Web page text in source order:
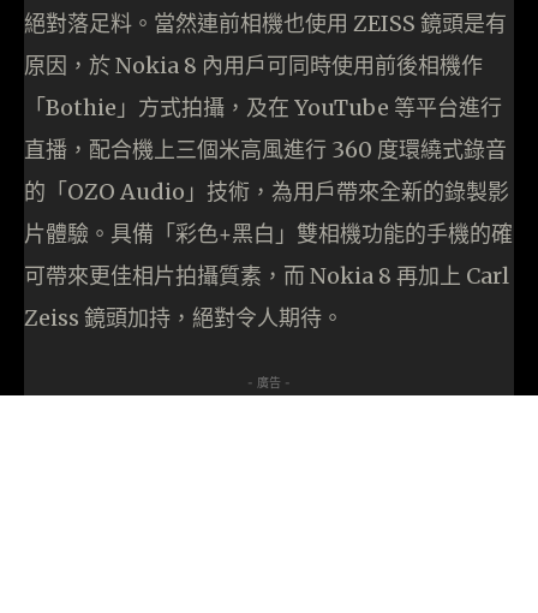
絕對落足料。當然連前相機也使用 ZEISS 鏡頭是有
原因，於 Nokia 8 內用戶可同時使用前後相機作
「Bothie」方式拍攝，及在 YouTube 等平台進行
直播，配合機上三個米高風進行 360 度環繞式錄音
的「OZO Audio」技術，為用戶帶來全新的錄製影
片體驗。具備「彩色+黑白」雙相機功能的手機的確
可帶來更佳相片拍攝質素，而 Nokia 8 再加上 Carl
Zeiss 鏡頭加持，絕對令人期待。
- 廣告 -